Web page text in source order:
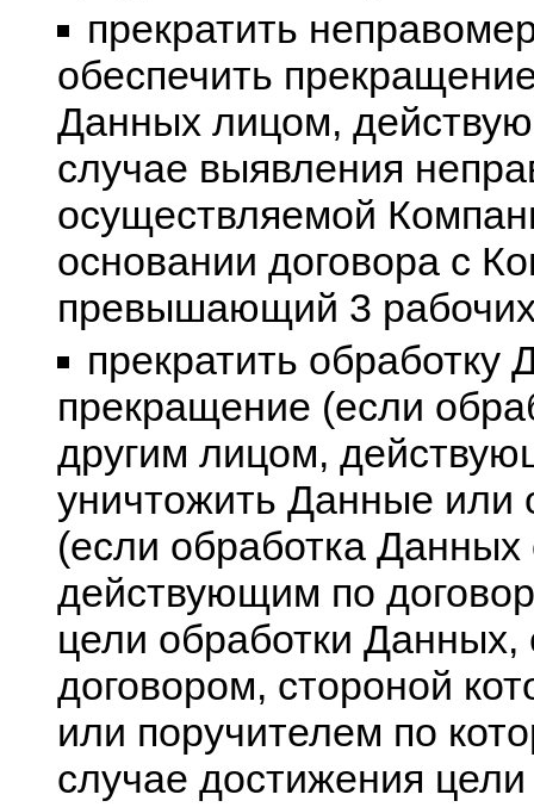
прекратить
обеспечить
Данных лицом,
случае выявления
осуществляемой
основании договора с
превышающий 3
прекратить обработку
прекращение (если
другим лицом,
уничтожить Данные или
(если обработка
действующим по
цели обработки
договором, стороной
или поручителем по
случае достижения